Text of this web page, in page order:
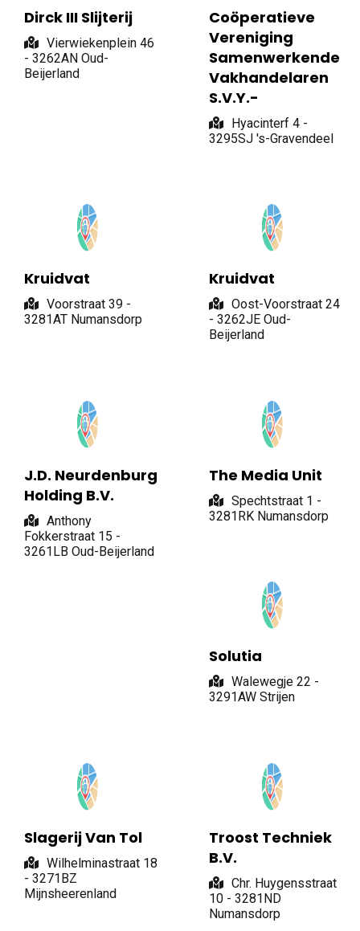
Dirck III Slijterij
Vierwiekenplein 46
- 3262AN Oud-
Beijerland
Coöperatieve
Vereniging
Samenwerkende
Vakhandelaren
S.V.Y.-
Hyacinterf 4 -
3295SJ 's-Gravendeel
Kruidvat
Voorstraat 39 -
3281AT Numansdorp
Kruidvat
Oost-Voorstraat 24
- 3262JE Oud-
Beijerland
J.D. Neurdenburg
Holding B.V.
Anthony
Fokkerstraat 15 -
3261LB Oud-Beijerland
The Media Unit
Spechtstraat 1 -
3281RK Numansdorp
Solutia
Walewegje 22 -
3291AW Strijen
Slagerij Van Tol
Wilhelminastraat 18
- 3271BZ
Mijnsheerenland
Troost Techniek
B.V.
Chr. Huygensstraat
10 - 3281ND
Numansdorp